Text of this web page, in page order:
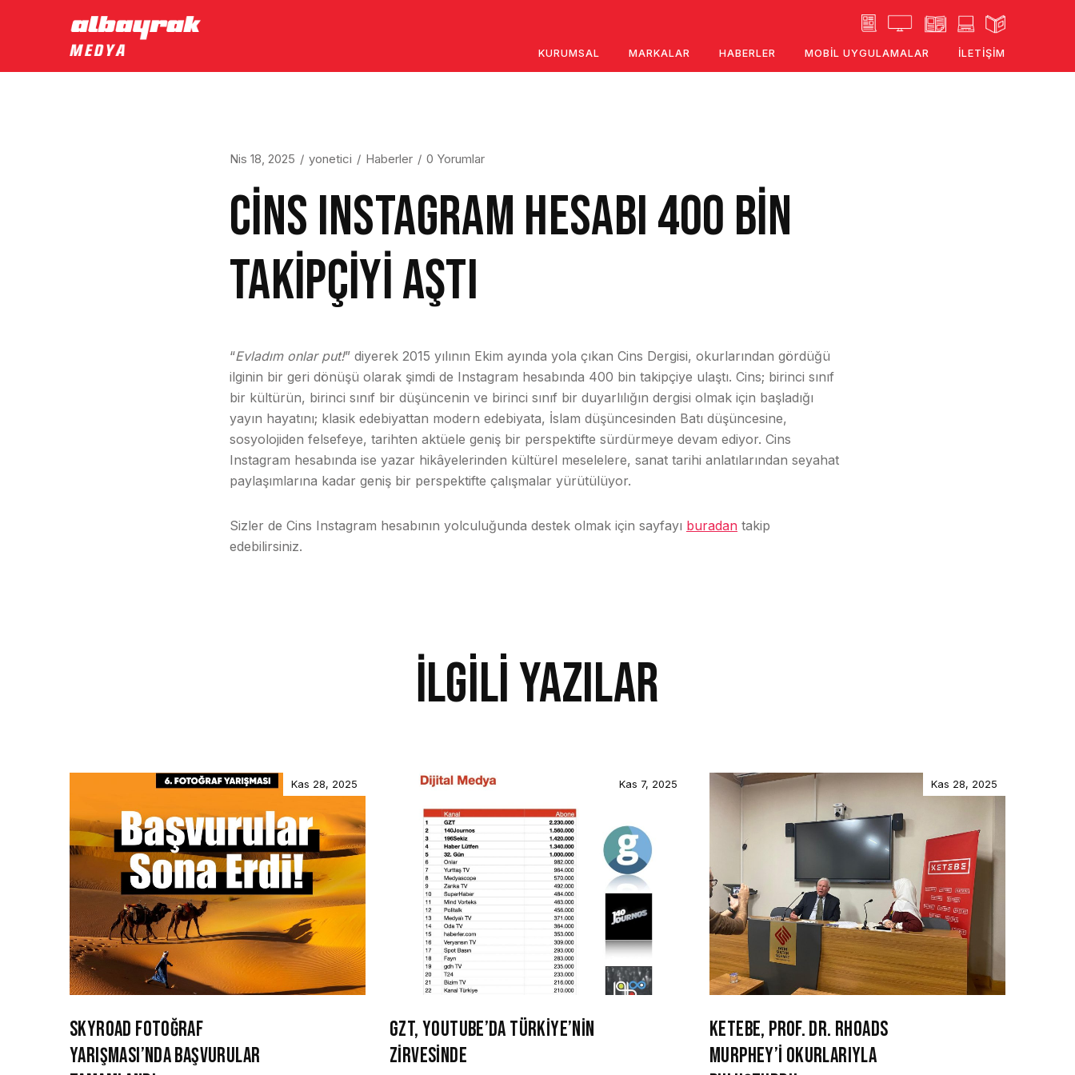
KURUMSAL MARKALAR HABERLER MOBIL UYGULAMALAR İLETIŞIM
Nis 18, 2025 yonetici Haberler 0 Yorumlar
CİNS INSTAGRAM HESABI 400 BİN
TAKİPÇİYİ AŞTI
“Evladım onlar put!” diyerek 2015 yılının Ekim ayında yola çıkan Cins Dergisi, okurlarından gördüğü
ilginin bir geri dönüşü olarak şimdi de Instagram hesabında 400 bin takipçiye ulaştı. Cins; birinci sınıf
bir kültürün, birinci sınıf bir düşüncenin ve birinci sınıf bir duyarlılığın dergisi olmak için başladığı
yayın hayatını; klasik edebiyattan modern edebiyata, İslam düşüncesinden Batı düşüncesine,
sosyolojiden felsefeye, tarihten aktüele geniş bir perspektifte sürdürmeye devam ediyor. Cins
Instagram hesabında ise yazar hikâyelerinden kültürel meselelere, sanat tarihi anlatılarından seyahat
paylaşımlarına kadar geniş bir perspektifte çalışmalar yürütülüyor.
Sizler de Cins Instagram hesabının yolculuğunda destek olmak için sayfayı buradan takip
edebilirsiniz.
İlgili Yazılar
Kas 28, 2025
SKYROAD FOTOĞRAF
YARIŞMASI’NDA BAŞVURULAR
Kas 7, 2025
GZT, YOUTUBE’DA TÜRKİYE’NİN
ZİRVESİNDE
Kas 28, 2025
KETEBE, PROF. DR. RHOADS
MURPHEY’İ OKURLARIYLA